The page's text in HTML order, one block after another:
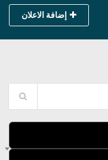
إضافة الاعلان